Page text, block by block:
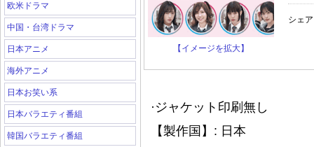
欧米ドラマ
中国・台湾ドラマ
日本アニメ
海外アニメ
日本お笑い系
日本バラエティ番組
韓国バラエティ番組
【イメージを拡大】
シェ
·ジャケット印刷無し
【製作国】: 日本